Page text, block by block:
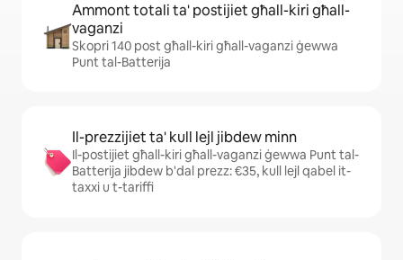
Ammont totali ta' postijiet għall-kiri għall-
vaganzi
Skopri 140 post għall-kiri għall-vaganzi ġewwa
Punt tal-Batterija
Il-prezzijiet ta' kull lejl jibdew minn
Il-postijiet għall-kiri għall-vaganzi ġewwa Punt tal-
Batterija jibdew b'dal prezz: €35, kull lejl qabel it-
taxxi u t-tariffi